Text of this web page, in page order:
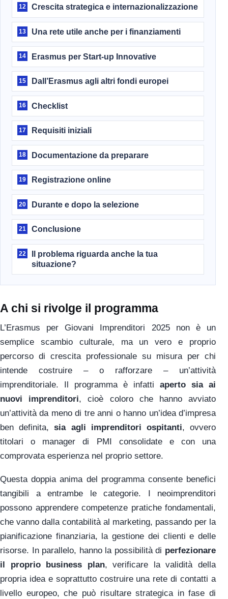
12 Crescita strategica e internazionalizzazione
13 Una rete utile anche per i finanziamenti
14 Erasmus per Start-up Innovative
15 Dall’Erasmus agli altri fondi europei
16 Checklist
17 Requisiti iniziali
18 Documentazione da preparare
19 Registrazione online
20 Durante e dopo la selezione
21 Conclusione
22
Il problema riguarda anche la tua
situazione?
A chi si rivolge il programma
L’Erasmus per Giovani Imprenditori 2025 non è un
semplice scambio culturale, ma un vero e proprio
percorso di crescita professionale su misura per chi
intende costruire – o rafforzare – un’attività
imprenditoriale. Il programma è infatti aperto sia ai
nuovi imprenditori, cioè coloro che hanno avviato
un’attività da meno di tre anni o hanno un’idea d’impresa
ben definita,sia agli imprenditori ospitanti, ovvero
titolari o manager di PMI consolidate e con una
comprovata esperienza nel proprio settore.
Questa doppia anima del programma consente benefici
tangibili a entrambe le categorie. I neoimprenditori
possono apprendere competenze pratiche fondamentali,
che vanno dalla contabilità al marketing, passando per la
pianificazione finanziaria, la gestione dei clienti e delle
risorse. In parallelo, hanno la possibilità di perfezionare
il proprio business plan, verificare la validità della
propria idea e soprattutto costruire una rete di contatti a
livello europeo, che può risultare strategica in fase di